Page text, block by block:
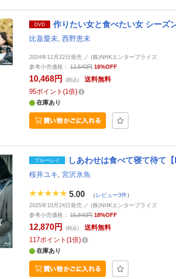
DVD 作りたい女と食べたい女 シーズ
比嘉愛未 西野恵未
2024年11月22日発売 ／ (株)NHKエンタープライズ
参考小売価格：
12,540円 16%OFF
10,468円 (税込)
送料無料
95ポイント 1倍
在庫あり
ブルーレイ しあわせは食べて寝て待て【
桜井ユキ 宮沢氷魚
5.00 （ レビュー3件）
2025年10月24日発売 ／ (株)NHKエンタープライズ
参考小売価格：
15,840円 18%OFF
12,870円 (税込)
送料無料
117ポイント 1倍
在庫あり